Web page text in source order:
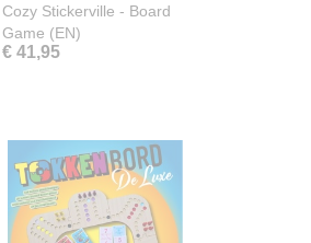
Cozy Stickerville - Board
Game (EN)
€ 41,95